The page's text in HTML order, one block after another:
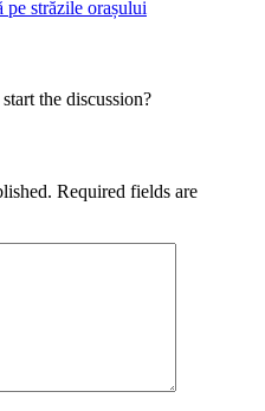
the discussion?
Required fields are